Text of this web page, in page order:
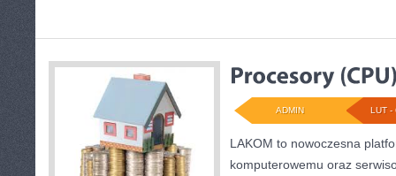
LUT -
ADMIN
LAKOM to nowoczesna
komputerowemu oraz